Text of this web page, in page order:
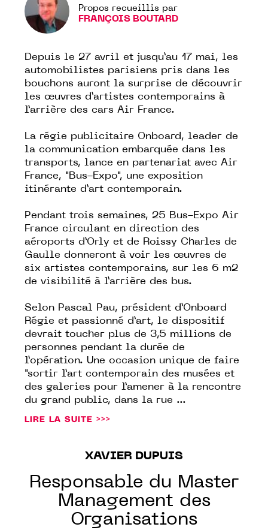
Propos recueillis par
FRANÇOIS BOUTARD
Depuis le 27 avril et jusqu’au 17 mai, les
automobilistes parisiens pris dans les
bouchons auront la surprise de découvrir
les œuvres d’artistes contemporains à
l’arrière des cars Air France.
La régie publicitaire Onboard, leader de
la communication embarquée dans les
transports, lance en partenariat avec Air
France, "Bus-Expo", une exposition
itinérante d’art contemporain.
Pendant trois semaines, 25 Bus-Expo Air
France circulant en direction des
aéroports d’Orly et de Roissy Charles de
Gaulle donneront à voir les œuvres de
six artistes contemporains, sur les 6 m2
de visibilité à l’arrière des bus.
Selon Pascal Pau, président d’Onboard
Régie et passionné d’art, le dispositif
devrait toucher plus de 3,5 millions de
personnes pendant la durée de
l’opération. Une occasion unique de faire
"sortir l’art contemporain des musées et
des galeries pour l’amener à la rencontre
du grand public, dans la rue ...
LIRE LA SUITE >>>
XAVIER DUPUIS
Responsable du Master
Management des
Organisations